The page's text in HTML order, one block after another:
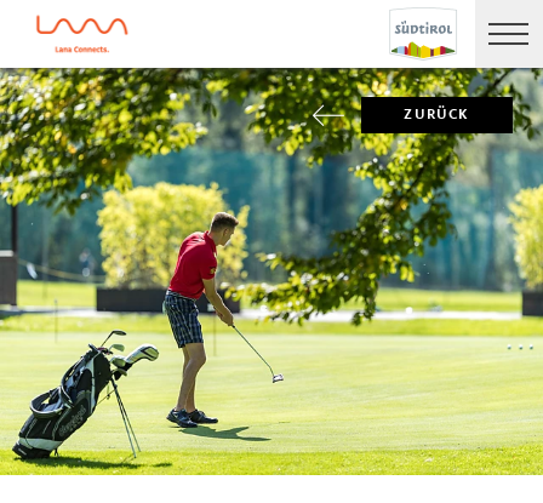
ZURÜCK